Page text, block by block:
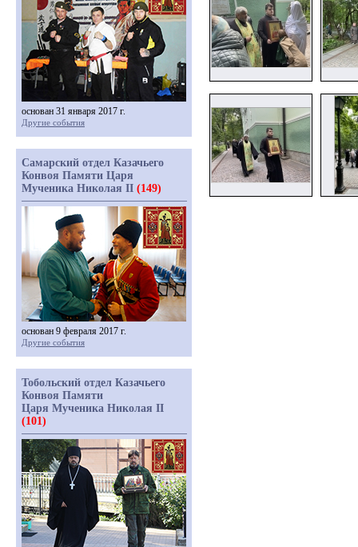
основан 31 января 2017 г.
Другие события
Самарский отдел Казачьего
Конвоя Памяти Царя
Мученика Николая II (149)
основан 9 февраля 2017 г.
Другие события
Тобольский отдел Казачьего
Конвоя Памяти
Царя Мученика Николая II
(101)